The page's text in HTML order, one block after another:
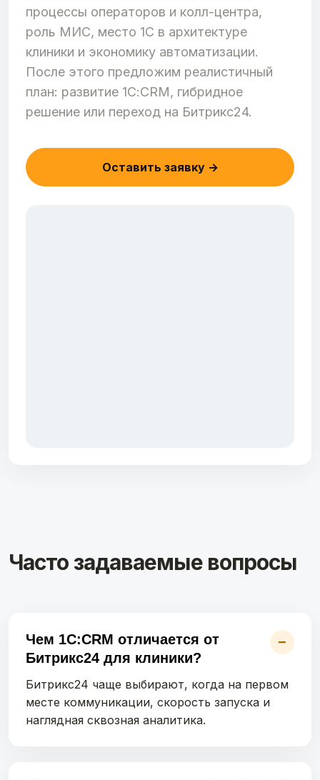
процессы операторов и колл-центра,
роль МИС, место 1С в архитектуре
клиники и экономику автоматизации.
После этого предложим реалистичный
план: развитие 1С:CRM, гибридное
решение или переход на Битрикс24.
Оставить заявку →
Часто задаваемые вопросы
Чем 1С:CRM отличается от
Битрикс24 для клиники?
−
Битрикс24 чаще выбирают, когда на первом
месте коммуникации, скорость запуска и
наглядная сквозная аналитика.